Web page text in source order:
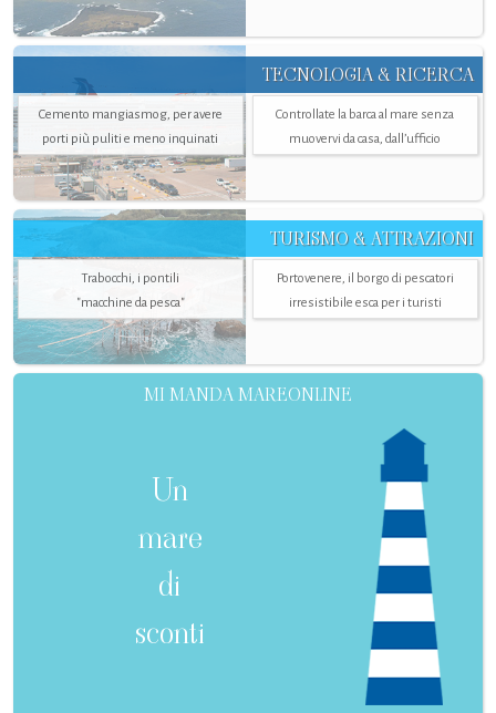
TECNOLOGIA & RICERCA
Cemento mangiasmog, per avere
porti più puliti e meno inquinati
Controllate la barca al mare senza
muovervi da casa, dall’ufficio
TURISMO & ATTRAZIONI
Trabocchi, i pontili
"macchine da pesca"
Portovenere, il borgo di pescatori
irresistibile esca per i turisti
MI MANDA MAREONLINE
Un
mare
di
sconti